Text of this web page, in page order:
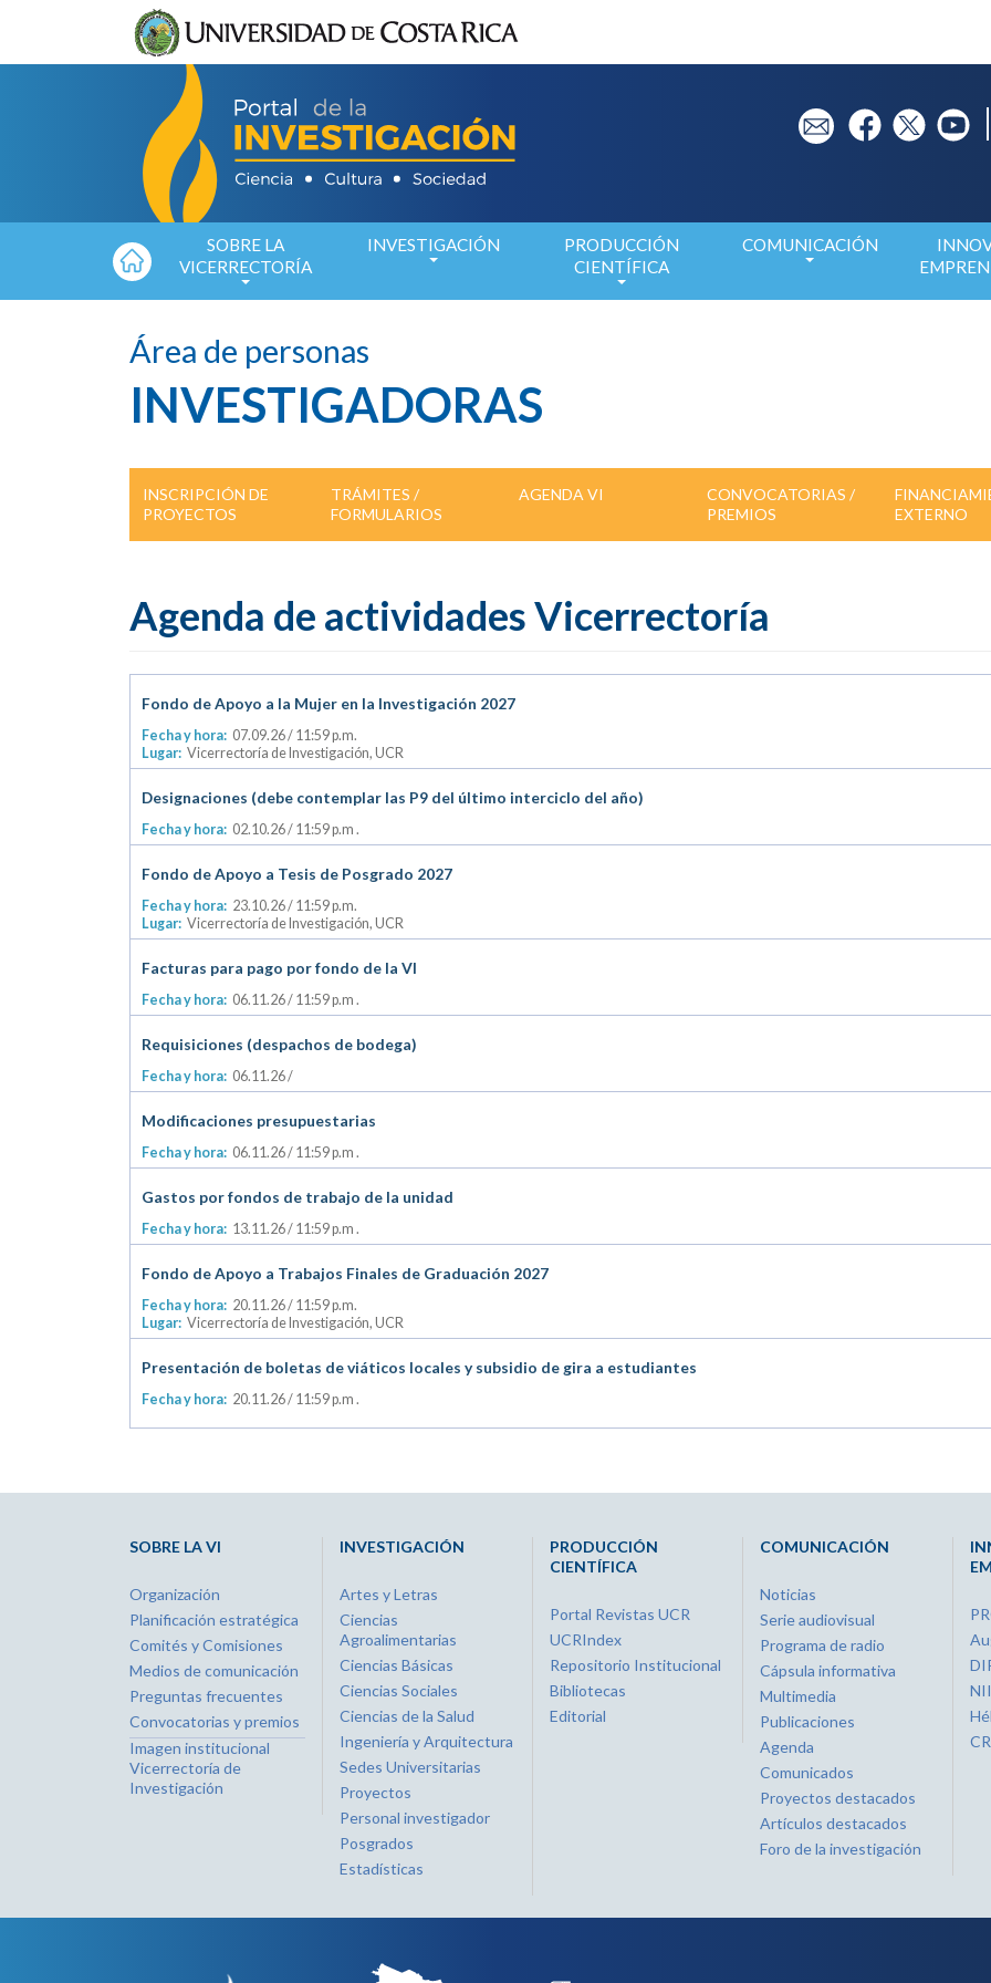
Pasar al contenido principal
em fb tw yt
SOBRE LA
VICERRECTORÍA
INVESTIGACIÓN
PRODUCCIÓN
CIENTÍFICA
COMUNICACIÓN
Área de personas
INVESTIGADORAS
INSCRIPCIÓN DE
PROYECTOS
TRÁMITES /
FORMULARIOS
AGENDA VI
CONVOCATORIAS /
PREMIOS
EXTERNO
Agenda de actividades Vicerrectoría
Fondo de Apoyo a la Mujer en la Investigación 2027
Fecha y hora: 07.09.26/ 11:59 p.m.
Lugar: Vicerrectoría de Investigación, UCR
Designaciones (debe contemplar las P9 del último interciclo del año)
Fecha y hora: 02.10.26/ 11:59 p.m .
Fondo de Apoyo a Tesis de Posgrado 2027
Fecha y hora: 23.10.26/ 11:59 p.m.
Lugar: Vicerrectoría de Investigación, UCR
Facturas para pago por fondo de la VI
Fecha y hora: 06.11.26/ 11:59 p.m .
Requisiciones (despachos de bodega)
Fecha y hora: 06.11.26/
Modificaciones presupuestarias
Fecha y hora: 06.11.26/ 11:59 p.m .
Gastos por fondos de trabajo de la unidad
Fecha y hora: 13.11.26/ 11:59 p.m .
Fondo de Apoyo a Trabajos Finales de Graduación 2027
Fecha y hora: 20.11.26/ 11:59 p.m.
Lugar: Vicerrectoría de Investigación, UCR
Presentación de boletas de viáticos locales y subsidio de gira a estudiantes
Fecha y hora: 20.11.26/ 11:59 p.m .
SOBRE LA VI
Organización
Planificación estratégica
Comités y Comisiones
Medios de comunicación
Preguntas frecuentes
Convocatorias y premios
Imagen institucional
Vicerrectoría de
Investigación
INVESTIGACIÓN
Artes y Letras
Ciencias
Agroalimentarias
Ciencias Básicas
Ciencias Sociales
Ciencias de la Salud
Ingeniería y Arquitectura
Sedes Universitarias
Proyectos
Personal investigador
Posgrados
Estadísticas
PRODUCCIÓN
CIENTÍFICA
Portal Revistas UCR
UCRIndex
Repositorio Institucional
Bibliotecas
Editorial
COMUNICACIÓN
Noticias
Serie audiovisual
Programa de radio
Cápsula informativa
Multimedia
Publicaciones
Agenda
Comunicados
Proyectos destacados
Artículos destacados
Foro de la investigación